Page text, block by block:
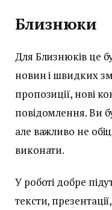
Близнюки
Для Близнюків це
новин і швидких
пропозиції, нові
повідомлення. Ви
але важливо не
виконати.
У роботі добре
тексти,